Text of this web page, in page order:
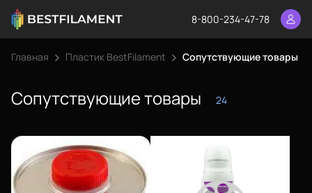
8-800-234-47-78
Главная Пластик BestFilament Сопутствующие товары
Сопутствующие товары 24